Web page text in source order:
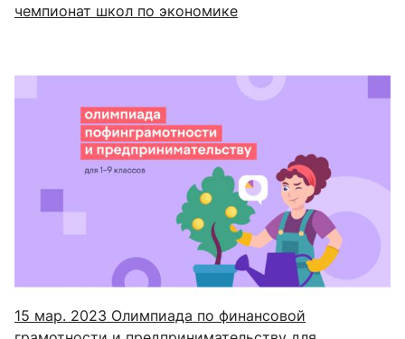
чемпионат школ по экономике
15 мар. 2023 Олимпиада по финансовой